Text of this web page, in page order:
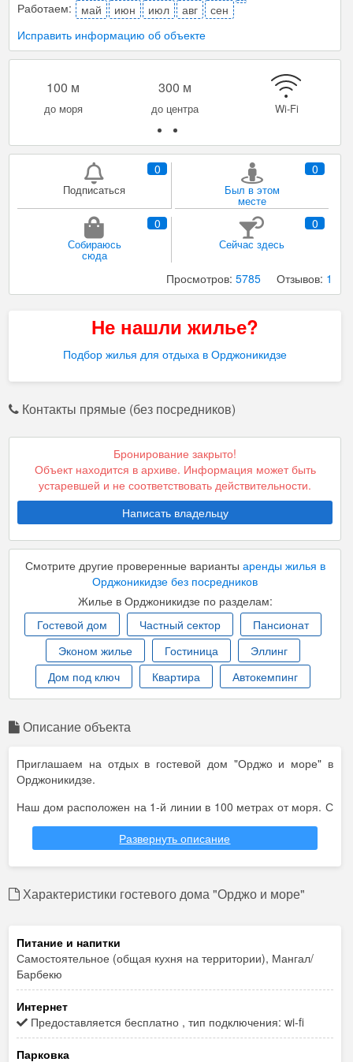
Работаем: май июн июл авг
сен
Исправить информацию об объекте
100 м
до моря
300 м
до центра Wi-Fi
0
Подписаться
0
Был в этом
месте
0
Собираюсь
сюда
0
Сейчас здесь
Отзывов: 1
Просмотров: 5785
Не нашли жилье?
Подбор жилья для отдыха в Орджоникидзе
Контакты прямые (без посредников)
Бронирование закрыто!
Объект находится в архиве. Информация может быть
устаревшей и не соответствовать действительности.
Написать владельцу
Смотрите другие проверенные варианты аренды жилья в
Орджоникидзе без посредников
Жилье в Орджоникидзе по разделам:
Гостевой дом
Частный сектор
Пансионат
Эконом жилье
Гостиница
Эллинг
Дом под ключ
Квартира Автокемпинг
Описание объекта
Приглашаем на отдых в гостевой дом "Орджо и море" в
Орджоникидзе.
Наш дом расположен на 1-й линии в 100 метрах от моря. С
территории и балкона гостевого дома открывается вид на
бухту Провато, центральный пляж поселка Орджоникидзе, а
так же на потухший вулкан Кара-Даг.
магазины, пляжные развлечения. Поселившись в нашем
морским воздухом и красивым видом.
Для размещения предлагаем 3-х местные номера на 1-м
этаже с удобствами. Из всех номеров – вид на море.
Смотрите подробнее о нашем доме на фото, а при
возникновении вопросов, связывайтесь с нами по
координатам, указанным ниже.
Развернуть описание
Характеристики гостевого дома "Орджо и море"
Питание и напитки
Самостоятельное (общая кухня на территории), Мангал/
Барбекю
Интернет
Предоставляется бесплатно , тип подключения: wi-fi
Парковка